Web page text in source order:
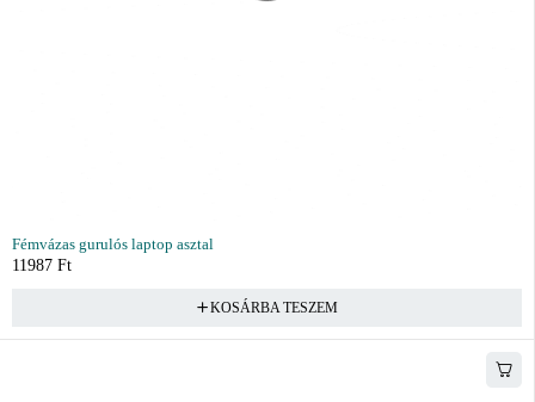
Fémvázas gurulós laptop asztal
11987 Ft
KOSÁRBA TESZEM